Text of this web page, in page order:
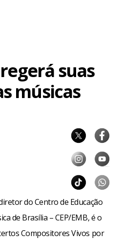
Telegram
Share
suas
músicas
do Centro de Educação
de Brasília – CEP/EMB, é o
Compositores Vivos por